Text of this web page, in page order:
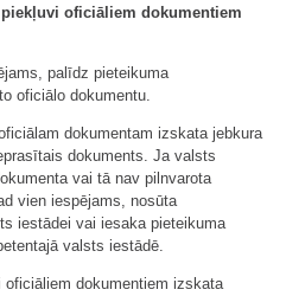
oficiāliem dokumentiem
palīdz pieteikuma
oficiālo dokumentu.
dokumentam izskata jebkura
dokuments. Ja valsts
vai tā nav pilnvarota
vien iespējams, nosūta
iestādei vai iesaka pieteikuma
valsts iestādē.
dokumentiem izskata